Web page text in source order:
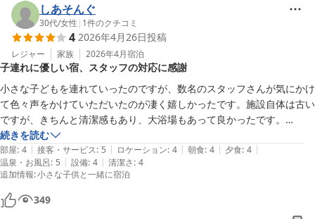
ませ。
またのお越しをお待ちしております。
にっしょうかん新館梅松鶴
2026-03-15
しあそんぐ
30代/女性 | 1件のクチコミ
4 2026年4月26日投稿
レジャー 家族 2026年4月宿泊
子連れに優しい宿、スタッフの対応に感謝
小さな子どもを連れていったのですが、数名のスタッフさんが気にかけ
て色々声をかけていただいたのが凄く嬉しかったです。施設自体は古い
ですが、きちんと清潔感もあり、大浴場もあって良かったです。
初めての訪問で敷地内の急勾配な坂道には驚きましたが、夕食の時の対
応のスタッフさん達が良くしてくださりいい思い出になりました。
続きを読む
部屋: 4 | 接客・サービス: 5 | ロケーション: 4 | 朝食: 4 | 夕食: 4 |
温泉・お風呂: 5 | 設備: 4 | 清潔さ: 4
追加情報:小さな子供と一緒に宿泊
349